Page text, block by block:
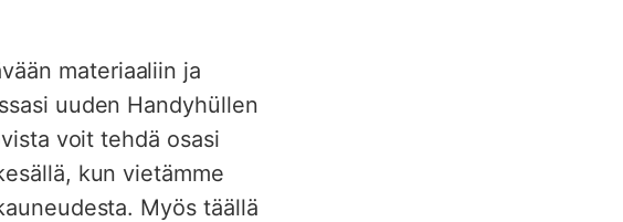
materiaaliin ja
uuden Handyhüllen
voit tehdä osasi
kun vietämme
Myös täällä